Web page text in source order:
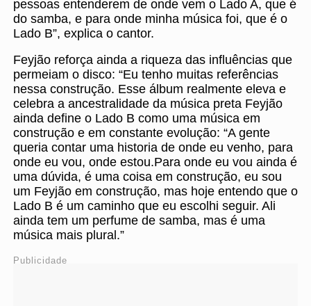
pessoas entenderem de onde vem o Lado A, que é
do samba, e para onde minha música foi, que é o
Lado B”, explica o cantor.
Feyjão reforça ainda a riqueza das influências que
permeiam o disco: “Eu tenho muitas referências
nessa construção. Esse álbum realmente eleva e
celebra a ancestralidade da música preta Feyjão
ainda define o Lado B como uma música em
construção e em constante evolução: “A gente
queria contar uma historia de onde eu venho, para
onde eu vou, onde estou.Para onde eu vou ainda é
uma dúvida, é uma coisa em construção, eu sou
um Feyjão em construção, mas hoje entendo que o
Lado B é um caminho que eu escolhi seguir. Ali
ainda tem um perfume de samba, mas é uma
música mais plural.”
Publicidade